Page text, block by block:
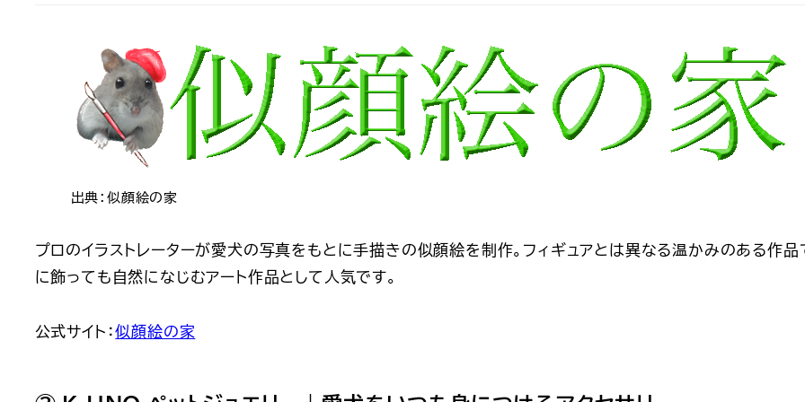
出典：似顔絵の家
プロのイラストレーターが愛犬の写真をもとに手描きの似顔絵を制作。フィギュアとは異なる温かみのある作品
に飾っても自然になじむアート作品として人気です。
公式サイト：似顔絵の家